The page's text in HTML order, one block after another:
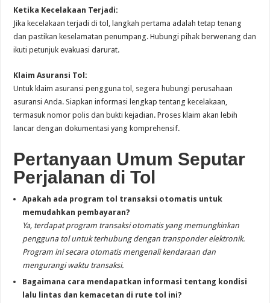
Ketika Kecelakaan Terjadi:
Jika kecelakaan terjadi di tol, langkah pertama adalah tetap tenang
dan pastikan keselamatan penumpang. Hubungi pihak berwenang dan
ikuti petunjuk evakuasi darurat.
Klaim Asuransi Tol:
Untuk klaim asuransi pengguna tol, segera hubungi perusahaan
asuransi Anda. Siapkan informasi lengkap tentang kecelakaan,
termasuk nomor polis dan bukti kejadian. Proses klaim akan lebih
lancar dengan dokumentasi yang komprehensif.
Pertanyaan Umum Seputar
Perjalanan di Tol
Apakah ada program tol transaksi otomatis untuk
memudahkan pembayaran?
Ya, terdapat program transaksi otomatis yang memungkinkan
pengguna tol untuk terhubung dengan transponder elektronik.
Program ini secara otomatis mengenali kendaraan dan
mengurangi waktu transaksi.
Bagaimana cara mendapatkan informasi tentang kondisi
lalu lintas dan kemacetan di rute tol ini?